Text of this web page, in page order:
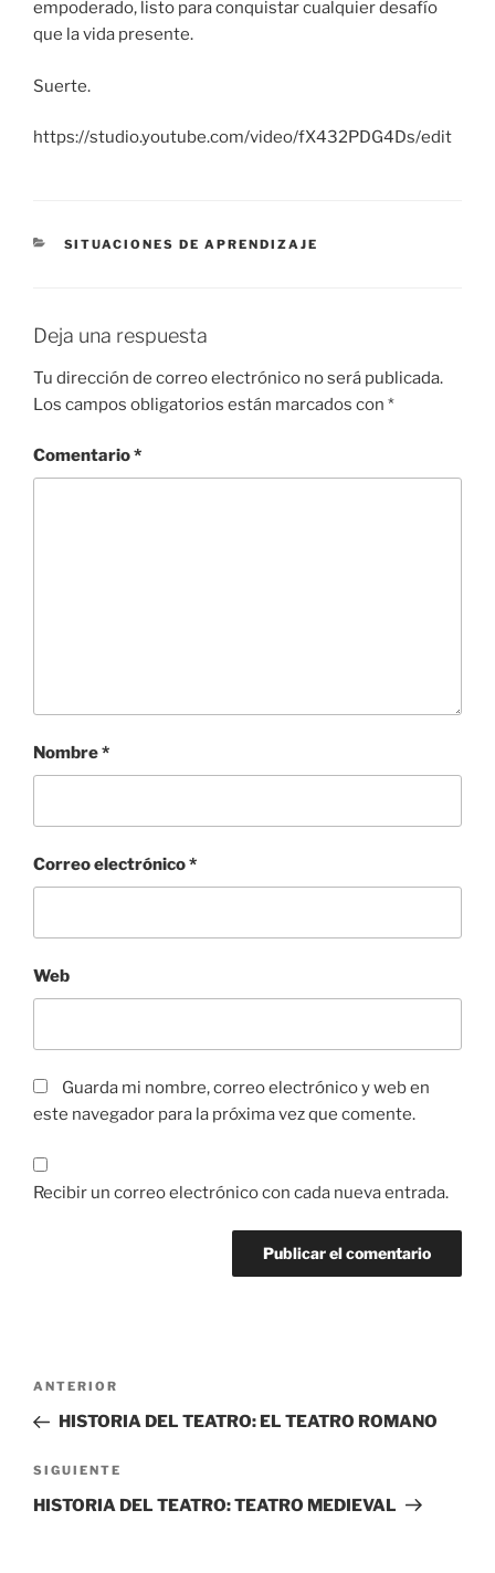
empoderado, listo para conquistar cualquier desafío
que la vida presente.
Suerte.
https://studio.youtube.com/video/fX432PDG4Ds/edit
SITUACIONES DE APRENDIZAJE
Deja una respuesta
Tu dirección de correo electrónico no será publicada.
Los campos obligatorios están marcados con *
Comentario*
Nombre*
Correo electrónico*
Web
Guarda mi nombre, correo electrónico y web en
este navegador para la próxima vez que comente.
Recibir un correo electrónico con cada nueva entrada.
ANTERIOR
HISTORIA DEL TEATRO: EL TEATRO ROMANO
SIGUIENTE
HISTORIA DEL TEATRO: TEATRO MEDIEVAL